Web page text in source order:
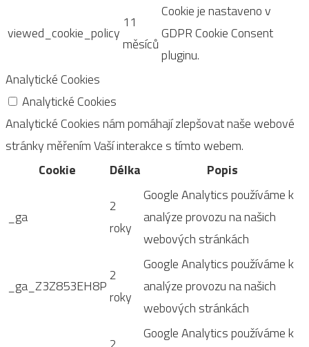
viewed_cookie_policy
11
měsíců
Cookie je nastaveno v
GDPR Cookie Consent
pluginu.
Analytické Cookies
Analytické Cookies
Analytické Cookies nám pomáhají zlepšovat naše webové
stránky měřením Vaší interakce s tímto webem.
Cookie
Délka Popis
_ga
2
roky
Google Analytics používáme k
analýze provozu na našich
webových stránkách
_ga_Z3Z853EH8P
2
roky
Google Analytics používáme k
analýze provozu na našich
webových stránkách
Google Analytics používáme k